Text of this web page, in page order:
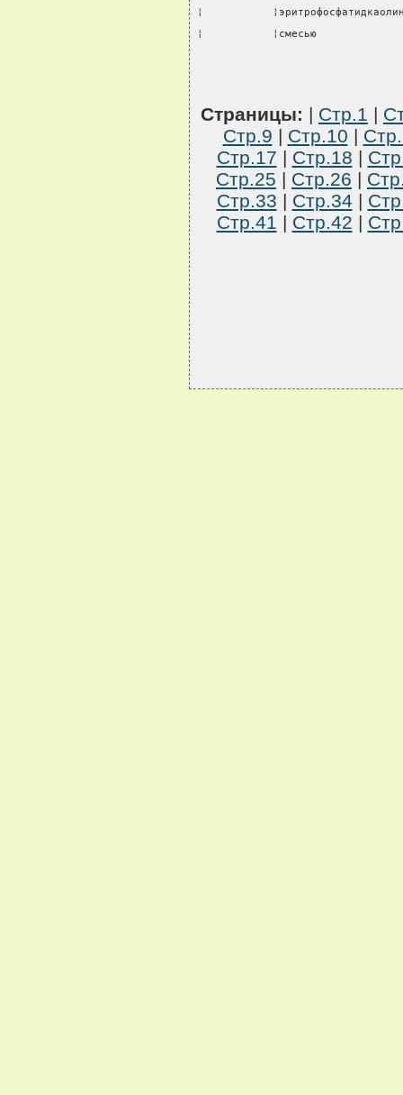
¦
¦           ¦смесью
Страницы: | Стр.1 |
Стр.9 | Стр.10 |
Стр.17 | Стр.18 |
Стр.25 | Стр.26 |
Стр.33 | Стр.34 |
Стр.41 | Стр.42 |